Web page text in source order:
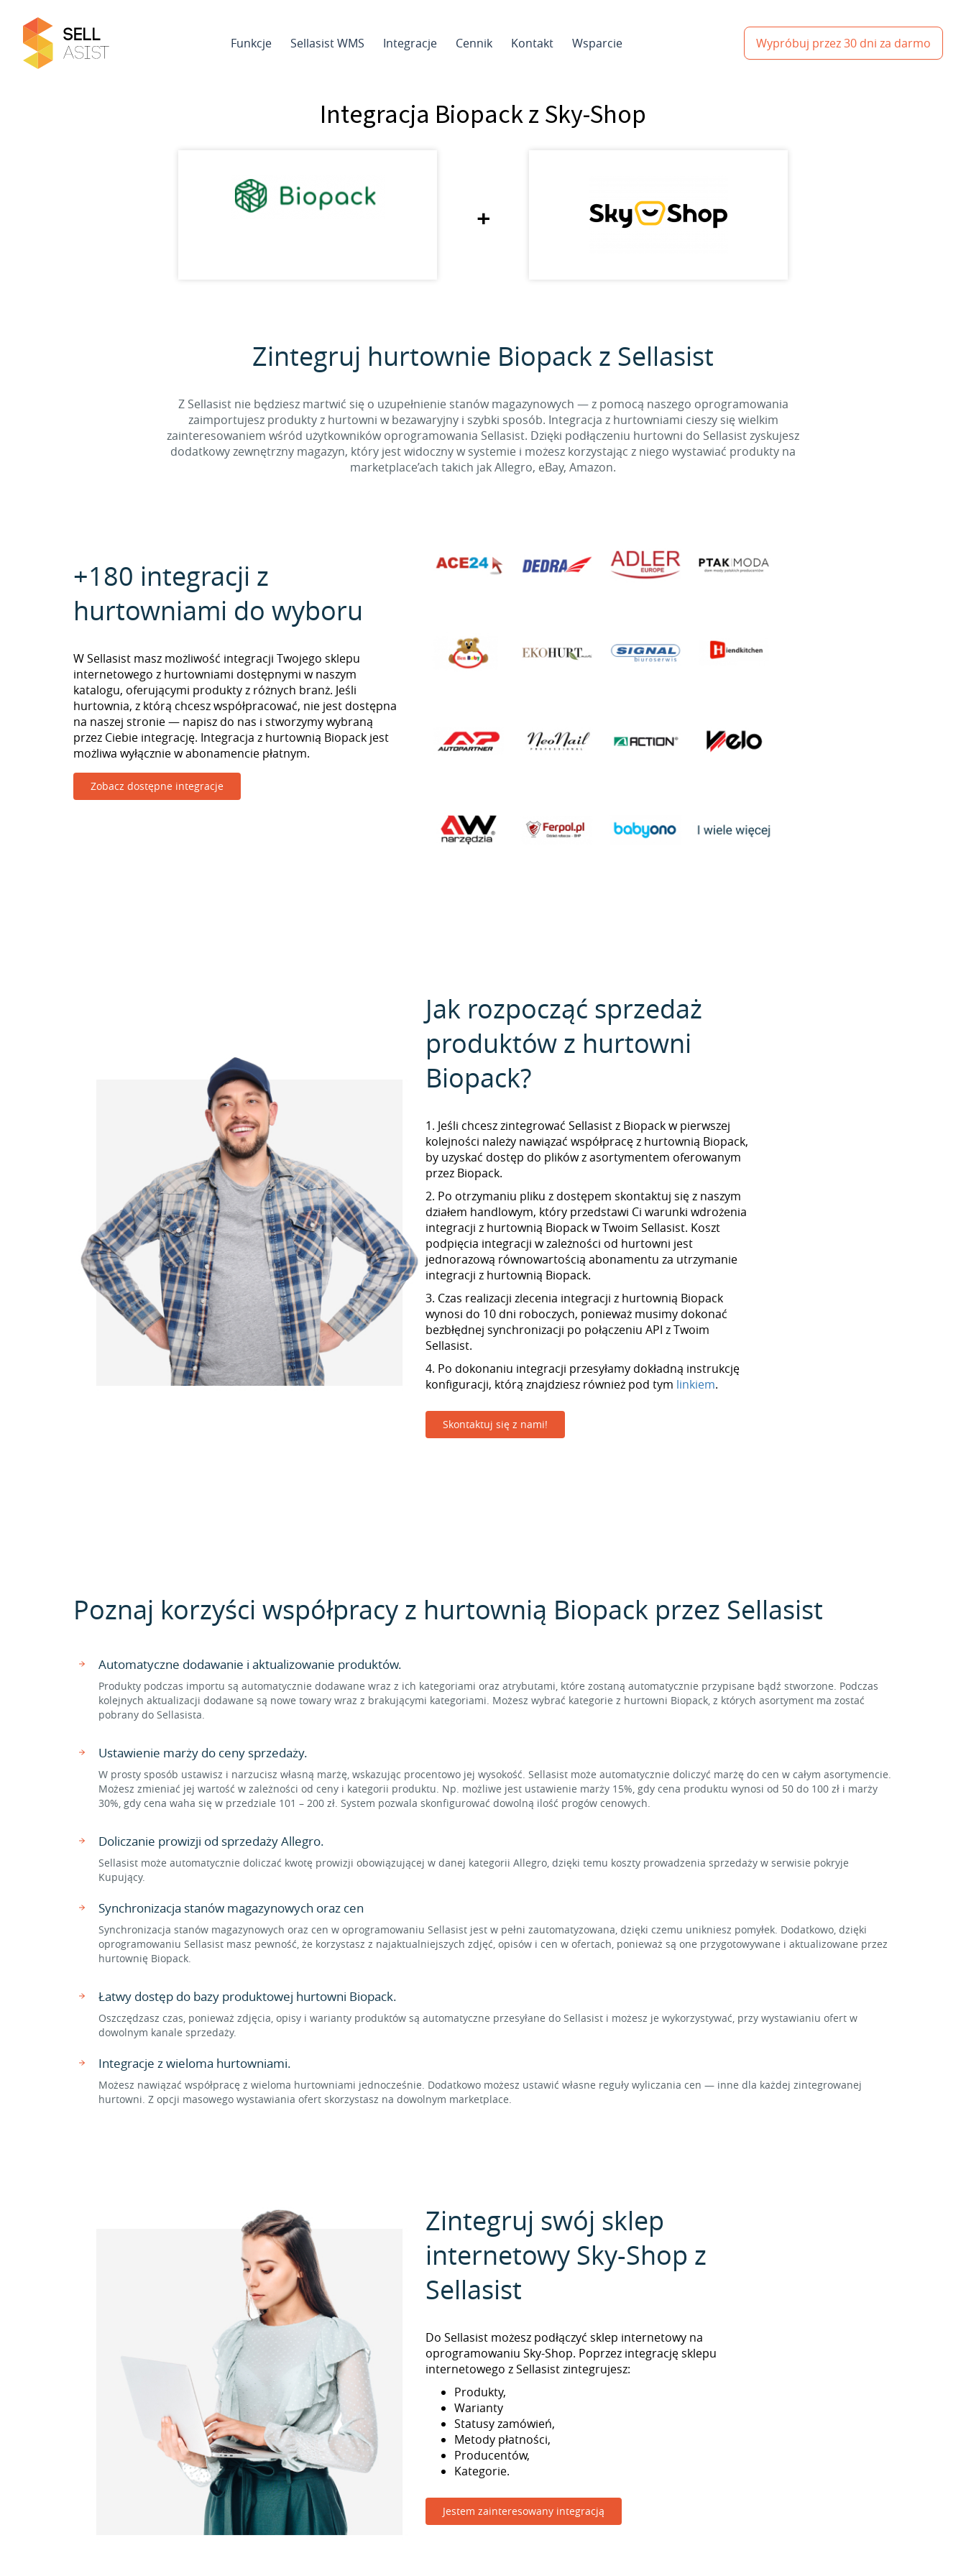
Funkcje Sellasist WMS Integracje Cennik Kontakt Wsparcie Wypróbuj przez 30 dni za darmo
Integracja Biopack z Sky-Shop
+
Zintegruj hurtownie Biopack z Sellasist
Z Sellasist nie będziesz martwić się o uzupełnienie stanów magazynowych — z pomocą naszego oprogramowania
zaimportujesz produkty z hurtowni w bezawaryjny i szybki sposób. Integracja z hurtowniami cieszy się wielkim
zainteresowaniem wśród użytkowników oprogramowania Sellasist. Dzięki podłączeniu hurtowni do Sellasist zyskujesz
dodatkowy zewnętrzny magazyn, który jest widoczny w systemie i możesz korzystając z niego wystawiać produkty na
marketplace’ach takich jak Allegro, eBay, Amazon.
+180 integracji z
hurtowniami do wyboru
W Sellasist masz możliwość integracji Twojego sklepu
internetowego z hurtowniami dostępnymi w naszym
katalogu, oferującymi produkty z różnych branż. Jeśli
hurtownia, z którą chcesz współpracować, nie jest dostępna
na naszej stronie — napisz do nas i stworzymy wybraną
przez Ciebie integrację. Integracja z hurtownią Biopack jest
możliwa wyłącznie w abonamencie płatnym.
Zobacz dostępne integracje
Jak rozpocząć sprzedaż
produktów z hurtowni
Biopack?
1. Jeśli chcesz zintegrować Sellasist z Biopack w pierwszej
kolejności należy nawiązać współpracę z hurtownią Biopack,
by uzyskać dostęp do plików z asortymentem oferowanym
przez Biopack.
2. Po otrzymaniu pliku z dostępem skontaktuj się z naszym
działem handlowym, który przedstawi Ci warunki wdrożenia
integracji z hurtownią Biopack w Twoim Sellasist. Koszt
podpięcia integracji w zależności od hurtowni jest
jednorazową równowartością abonamentu za utrzymanie
integracji z hurtownią Biopack.
3. Czas realizacji zlecenia integracji z hurtownią Biopack
wynosi do 10 dni roboczych, ponieważ musimy dokonać
bezbłędnej synchronizacji po połączeniu API z Twoim
Sellasist.
4. Po dokonaniu integracji przesyłamy dokładną instrukcję
konfiguracji, którą znajdziesz również pod tym linkiem.
Skontaktuj się z nami!
Poznaj korzyści współpracy z hurtownią Biopack przez Sellasist
Automatyczne dodawanie i aktualizowanie produktów.
Produkty podczas importu są automatycznie dodawane wraz z ich kategoriami oraz atrybutami, które zostaną automatycznie przypisane bądź stworzone. Podczas
kolejnych aktualizacji dodawane są nowe towary wraz z brakującymi kategoriami. Możesz wybrać kategorie z hurtowni Biopack, z których asortyment ma zostać
pobrany do Sellasista.
Ustawienie marży do ceny sprzedaży.
W prosty sposób ustawisz i narzucisz własną marżę, wskazując procentowo jej wysokość. Sellasist może automatycznie doliczyć marżę do cen w całym asortymencie.
Możesz zmieniać jej wartość w zależności od ceny i kategorii produktu. Np. możliwe jest ustawienie marży 15%, gdy cena produktu wynosi od 50 do 100 zł i marży
30%, gdy cena waha się w przedziale 101 – 200 zł. System pozwala skonfigurować dowolną ilość progów cenowych.
Doliczanie prowizji od sprzedaży Allegro.
Sellasist może automatycznie doliczać kwotę prowizji obowiązującej w danej kategorii Allegro, dzięki temu koszty prowadzenia sprzedaży w serwisie pokryje
Kupujący.
Synchronizacja stanów magazynowych oraz cen
Synchronizacja stanów magazynowych oraz cen w oprogramowaniu Sellasist jest w pełni zautomatyzowana, dzięki czemu unikniesz pomyłek. Dodatkowo, dzięki
oprogramowaniu Sellasist masz pewność, że korzystasz z najaktualniejszych zdjęć, opisów i cen w ofertach, ponieważ są one przygotowywane i aktualizowane przez
hurtownię Biopack.
Łatwy dostęp do bazy produktowej hurtowni Biopack.
Oszczędzasz czas, ponieważ zdjęcia, opisy i warianty produktów są automatyczne przesyłane do Sellasist i możesz je wykorzystywać, przy wystawianiu ofert w
dowolnym kanale sprzedaży.
Integracje z wieloma hurtowniami.
Możesz nawiązać współpracę z wieloma hurtowniami jednocześnie. Dodatkowo możesz ustawić własne reguły wyliczania cen — inne dla każdej zintegrowanej
hurtowni. Z opcji masowego wystawiania ofert skorzystasz na dowolnym marketplace.
Zintegruj swój sklep
internetowy Sky-Shop z
Sellasist
Do Sellasist możesz podłączyć sklep internetowy na
oprogramowaniu Sky-Shop. Poprzez integrację sklepu
internetowego z Sellasist zintegrujesz:
Produkty,
Warianty
Statusy zamówień,
Metody płatności,
Producentów,
Kategorie.
Jestem zainteresowany integracją